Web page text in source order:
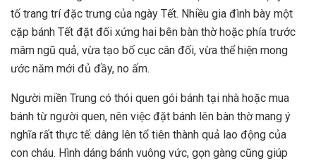
tố trang trí đặc trưng của ngày Tết. Nhiều gia đình bày một
cặp bánh Tết đặt đối xứng hai bên bàn thờ hoặc phía trước
mâm ngũ quả, vừa tạo bố cục cân đối, vừa thể hiện mong
ước năm mới đủ đầy, no ấm.
Người miền Trung có thói quen gói bánh tại nhà hoặc mua
bánh từ người quen, nên việc đặt bánh lên bàn thờ mang ý
nghĩa rất thực tế: dâng lên tổ tiên thành quả lao động của
con cháu. Hình dáng bánh vuông vức, gọn gàng cũng giúp